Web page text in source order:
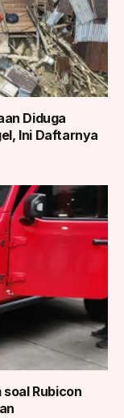
Diduga
Ini Daftarnya
Rubicon